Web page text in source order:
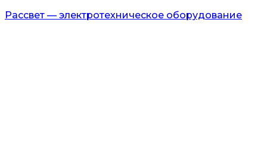
Рассвет — электротехническое оборудование